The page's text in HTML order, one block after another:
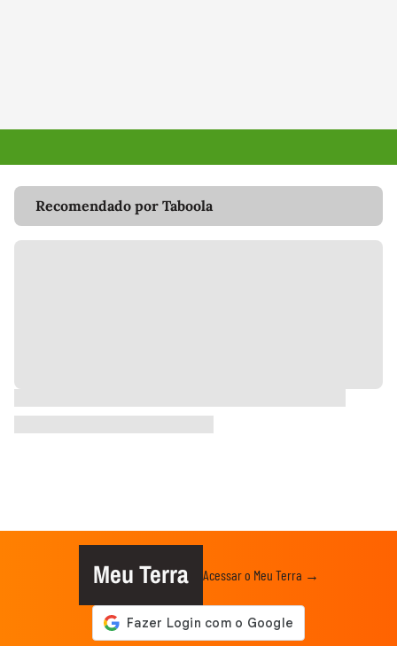
Recomendado por Taboola
Meu Terra Acessar o Meu Terra →